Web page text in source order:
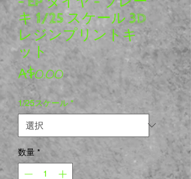
キ 1/25 スケール 3D
レジンプリントキ
ット
A$0.00価格
1/25スケール *
数量 *